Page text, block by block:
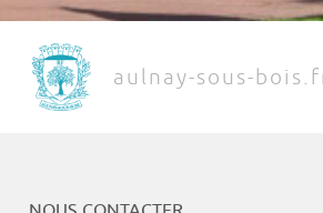
aulnay-sous-